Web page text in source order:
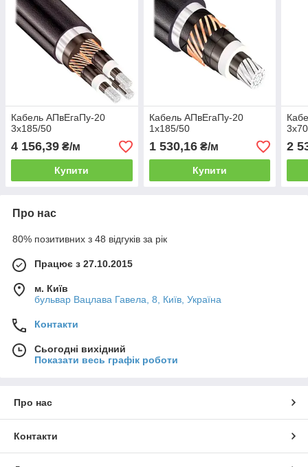
Кабель АПвЕгаПу‑20
3х185/50
4 156,39 ₴/м
Купити
Кабель АПвЕгаПу-20
1х185/50
1 530,16₴/м
Купити
2
Про нас
80% позитивних з 48 відгуків за рік
Працює з 27.10.2015
м. Київ
бульвар Вацлава Гавела, 8, Київ, Україна
Контакти
Сьогодні вихідний
Показати весь графік роботи
Про нас
Контакти